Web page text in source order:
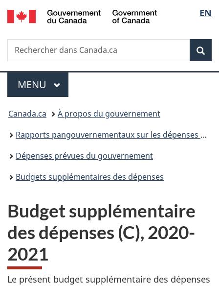
Passer
au
principal
Passer
à
Au
du
Passer
à
version
simplifiée
de
la
EN
Recherche
Rechercher
dans
Menu
MENU PRINCIPAL
Vous
êtes
ici :
Canada.ca
À propos du gouvernement
Rapports pangouvernementaux sur les dépenses et les activités
Dépenses prévues du gouvernement
Budgets supplémentaires des dépenses
Budget supplémentaire
des dépenses (C), 2020-
2021
Le présent budget supplémentaire des dépenses